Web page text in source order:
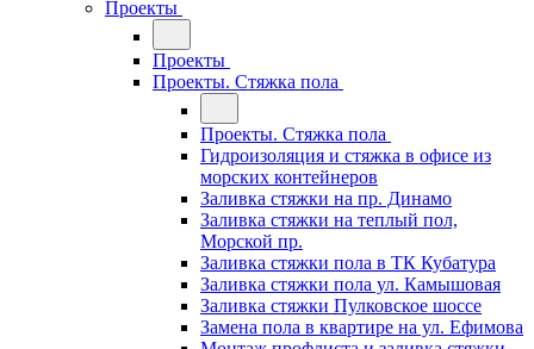
Проекты
Проекты
Проекты. Стяжка пола
Проекты. Стяжка пола
Гидроизоляция и стяжка в офисе из
морских контейнеров
Заливка стяжки на пр. Динамо
Заливка стяжки на теплый пол,
Морской пр.
Заливка стяжки пола в ТК Кубатура
Заливка стяжки пола ул. Камышовая
Заливка стяжки Пулковское шоссе
Замена пола в квартире на ул. Ефимова